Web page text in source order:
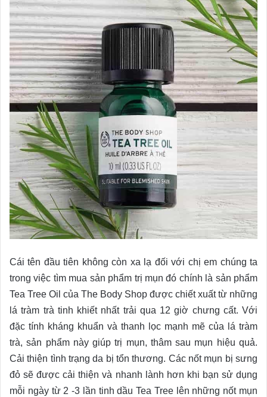
Cái tên đầu tiên không còn xa lạ đối với chị em chúng ta
trong việc tìm mua sản phẩm trị mụn đó chính là sản phẩm
Tea Tree Oil của The Body Shop được chiết xuất từ những
lá tràm trà tinh khiết nhất trải qua 12 giờ chưng cất. Với
đặc tính kháng khuẩn và thanh lọc mạnh mẽ của lá tràm
trà, sản phẩm này giúp trị mụn, thâm sau mụn hiệu quả.
Cải thiện tình trạng da bị tổn thương. Các nốt mụn bị sưng
đỏ sẽ được cải thiện và nhanh lành hơn khi bạn sử dụng
mỗi ngày từ 2 -3 lần tinh dầu Tea Tree lên những nốt mụn